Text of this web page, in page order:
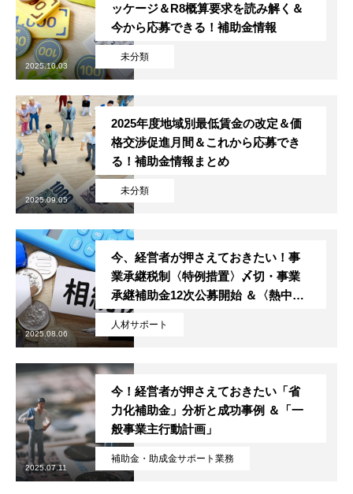
お問い合わせ
無料メルマガ登録
トップページ スタッフブログ SERVICE
未分類
ッケージ＆R8概算要求を読み解く＆
今から応募できる！補助金情報
2025.10.03
未分類
2025年度地域別最低賃金の改定＆価
格交渉促進月間＆これから応募でき
る！補助金情報まとめ
2025.09.05
人材サポート
今、経営者が押さえておきたい！事
業承継税制〈特例措置〉〆切・事業
承継補助金12次公募開始 ＆〈熱中症
対策〉義務化
2025.08.06
補助金・助成金サポート業務
今！経営者が押さえておきたい「省
力化補助金」分析と成功事例 ＆「一
般事業主行動計画」
2025.07.11